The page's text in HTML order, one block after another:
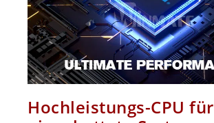
Hochleistungs-CPU für